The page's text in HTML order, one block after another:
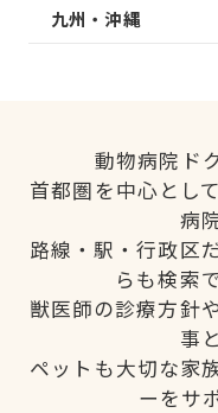
九州・沖縄
動物病院ド
首都圏を中心とし
病
路線・駅・行政区
らも検索
獣医師の診療方針
事
ペットも大切な家
ーをサ